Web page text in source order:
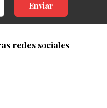
Enviar
redes sociales